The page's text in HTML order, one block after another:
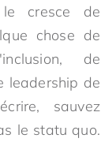
cresce de
chose de
de
leadership de
sauvez
le statu quo.